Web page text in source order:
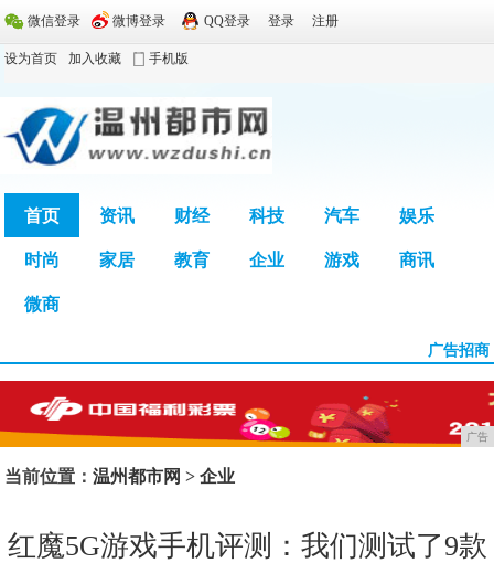
微信登录 微博登录 QQ登录 登录 注册
设为首页 加入收藏 手机版
首页 资讯 财经 科技 汽车 娱乐
时尚 家居 教育 企业 游戏 商讯
微商
广告招商
广告
当前位置：温州都市网 >企业
红魔5G游戏手机评测：我们测试了9款